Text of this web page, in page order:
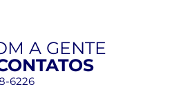
A GENTE
6226